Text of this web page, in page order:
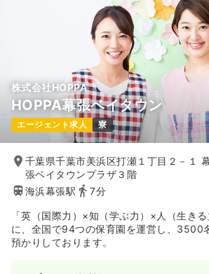
株式会社HOPPA
HOPPA幕張ベイタウン
エージェント求人 寮
千葉県千葉市美浜区打瀬１丁目２－１
張ベイタウンプラザ３階
海浜幕張駅
7分
「英（国際力）×知（学ぶ力）×人（生き
に、全国で94つの保育園を運営し、3500
預かりしております。